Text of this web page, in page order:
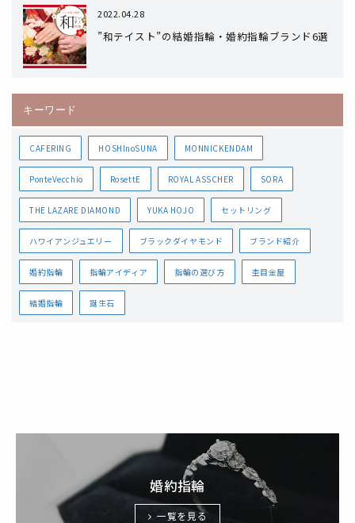
2022.04.28
”和テイスト”の結婚指輪・婚約指輪ブランド6選
キーワード
CAFERING HOSHInoSUNA MONNICKENDAM
PonteVecchio RosettE ROYAL ASSCHER SORA
THE LAZARE DIAMOND YUKA HOJO セットリング
ハワイアンジュエリー ブラックダイヤモンド ブランド紹介
婚約指輪 指輪アイディア 指輪の選び方 杢目金屋
結婚指輪 誕生石
婚約指輪
一覧を見る